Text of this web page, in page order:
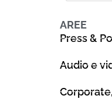
AREE
Press &
Audio e